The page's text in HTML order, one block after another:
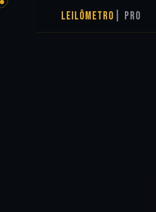
Leilômetro | PRO